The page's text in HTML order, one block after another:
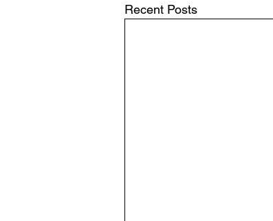
Recent Posts